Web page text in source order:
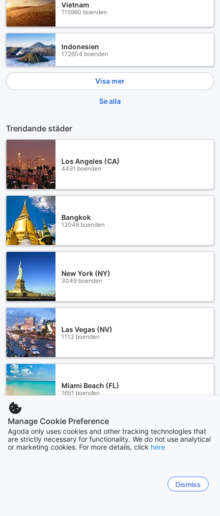
Vietnam
115960 boenden
Indonesien
172604 boenden
Visa mer
Se alla
Trendande städer
Los Angeles (CA)
4491 boenden
Bangkok
12048 boenden
New York (NY)
3049 boenden
Las Vegas (NV)
1113 boenden
Miami Beach (FL)
1651 boenden
Visa mer
Se alla
Manage Cookie Preference
Agoda only uses cookies and other tracking technologies that
are strictly necessary for functionality. We do not use analytical
or marketing cookies. For more details, click here
Dismiss